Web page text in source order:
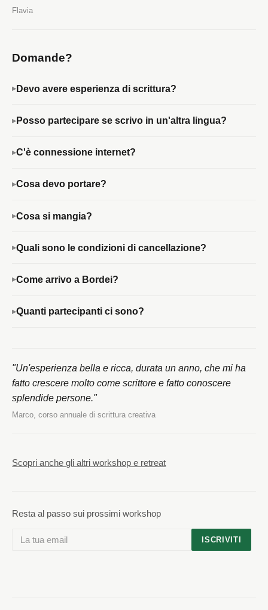
Flavia
Domande?
Devo avere esperienza di scrittura?
Posso partecipare se scrivo in un'altra lingua?
C'è connessione internet?
Cosa devo portare?
Cosa si mangia?
Quali sono le condizioni di cancellazione?
Come arrivo a Bordei?
Quanti partecipanti ci sono?
"Un'esperienza bella e ricca, durata un anno, che mi ha
fatto crescere molto come scrittore e fatto conoscere
splendide persone."
Marco, corso annuale di scrittura creativa
Scopri anche gli altri workshop e retreat
Resta al passo sui prossimi workshop
ISCRIVITI